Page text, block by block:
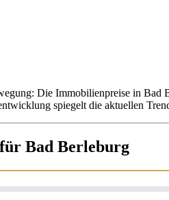
Die Immobilienpreise in Bad
spiegelt die aktuellen
für Bad Berleburg